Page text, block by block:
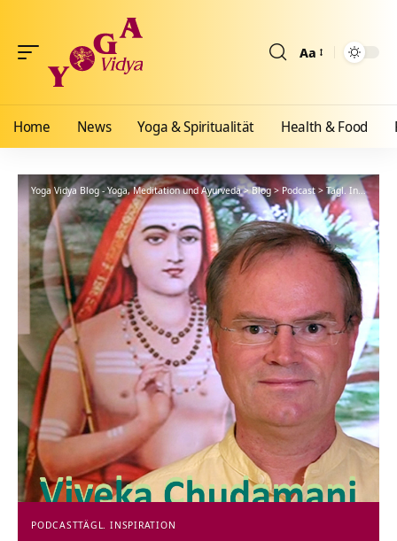
Aa
Home News Yoga & Spiritualität Health & Food
Yoga Vidya Blog - Yoga, Meditation und Ayurveda>Blog> Podcast> Tägl. Inspiration
PODCASTTÄGL. INSPIRATION